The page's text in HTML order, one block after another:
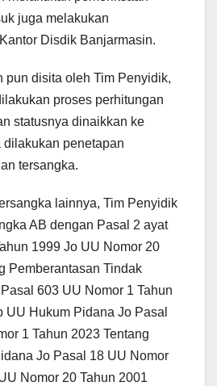
juga melakukan
Disdik Banjarmasin.
pun disita oleh Tim Penyidik,
proses perhitungan
statusnya dinaikkan ke
penetapan
tersangka.
lainnya, Tim Penyidik
AB dengan Pasal 2 ayat
1999 Jo UU Nomor 20
Pemberantasan Tindak
603 UU Nomor 1 Tahun
UU Hukum Pidana Jo Pasal
1 Tahun 2023 Tentang
Jo Pasal 18 UU Nomor
Nomor 20 Tahun 2001